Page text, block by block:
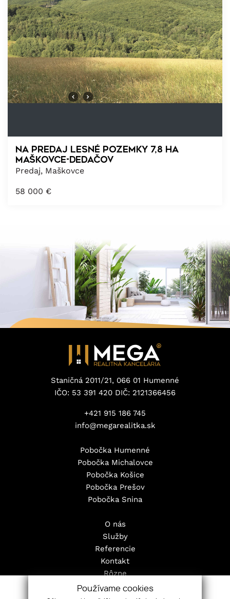
Používame cookies
NA PREDAJ LESNÉ POZEMKY 7,8 ha
MAŠKOVCE-DEDAČOV
Predaj, Maškovce
58 000 €
Staničná 2011/21, 066 01 Humenné
IČO: 53 391 420 DIČ: 2121366456
+421 915 186 745
info@megarealitka.sk
Pobočka Humenné
Pobočka Michalovce
Pobočka Košice
Pobočka Prešov
Pobočka Snina
O nás
Služby
Referencie
Kontakt
Rôzne
Pravidlá cookies